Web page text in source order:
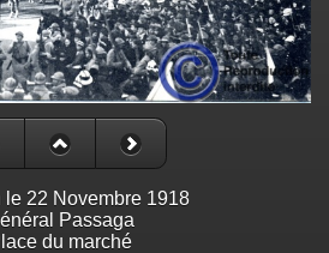
le 22 Novembre 1918
Passaga
du marché